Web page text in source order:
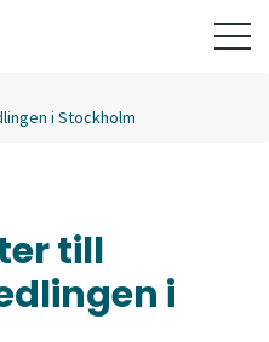
i Stockholm
till
i